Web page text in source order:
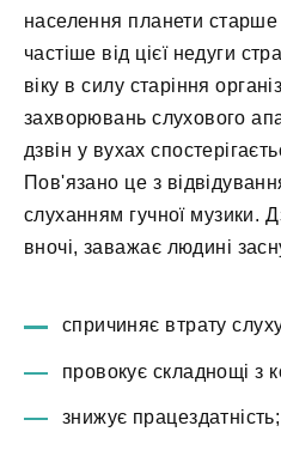
населення планети
частіше від цієї недуги
віку в силу старіння
захворювань слухового
дзвін у вухах
Пов'язано це з
слуханням гучної музики.
вночі, заважає людині
спричиняє втрату
провокує складнощі з
знижує працездатність;